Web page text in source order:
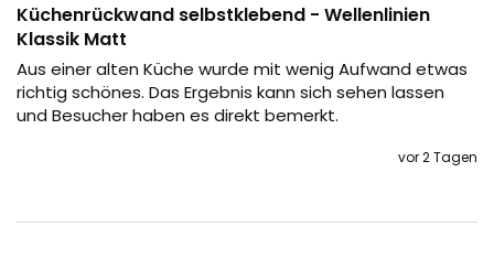
Küchenrückwand selbstklebend - Wellenlinien
Klassik Matt
Aus einer alten Küche wurde mit wenig Aufwand etwas
richtig schönes. Das Ergebnis kann sich sehen lassen
und Besucher haben es direkt bemerkt.
vor 2 Tagen